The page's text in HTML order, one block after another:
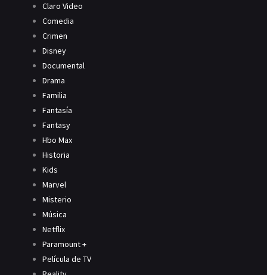
Claro Video
Comedia
Crimen
Disney
Documental
Drama
Familia
Fantasía
Fantasy
Hbo Max
Historia
Kids
Marvel
Misterio
Música
Netflix
Paramount +
Película de TV